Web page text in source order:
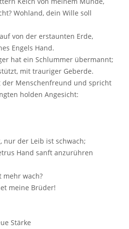
Wohland, dein Wille soll
von der erstaunten Erde,
Engels Hand.
hat ein Schlummer übermannt;
mit trauriger Geberde.
der Menschenfreund und spricht
holden Angesicht:
nur der Leib ist schwach;
Hand sanft anzurühren
wach?
meine Brüder!
Stärke